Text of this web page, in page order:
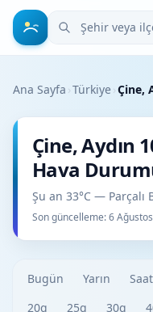
Şehir veya ilçe ara
Ana Sayfa ›Türkiye›Çine,
Çine, Aydın
Hava
Şu an 33°C — Parçalı
Son güncelleme:6
Bugün Yarın
20g
25g 30g